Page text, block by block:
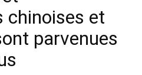
chinoises et
parvenues